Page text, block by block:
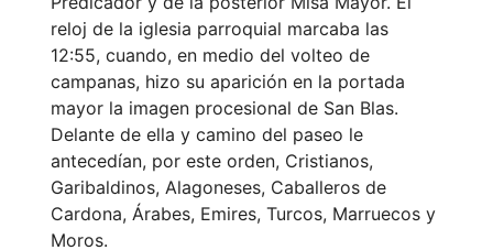
reloj de la iglesia parroquial marcaba las
12:55, cuando, en medio del volteo de
campanas, hizo su aparición en la portada
mayor la imagen procesional de San Blas.
Delante de ella y camino del paseo le
antecedían, por este orden, Cristianos,
Garibaldinos, Alagoneses, Caballeros de
Cardona, Árabes, Emires, Turcos, Marruecos y
Moros.